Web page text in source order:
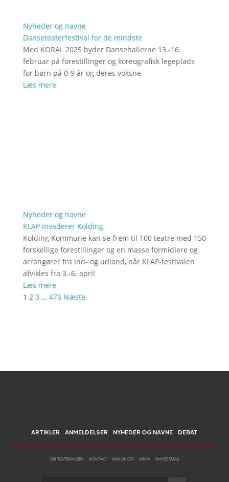
Nyheder og navne
Danseteaterfestival for de mindste
Med KORAL 2025 byder Dansehallerne 13.-16.
februar på forestillinger og koreografisk legeplads
for børn på 0-9 år og deres voksne
Læs mere
Nyheder og navne
KLAP invaderer Kolding
Kolding Kommune kan se frem til 100 teatre med 150
forskellige forestillinger og en masse formidlere og
arrangører fra ind- og udland, når KLAP-festivalen
afvikles fra 3.-6. april
Læs mere
1 2 3 … 476 Næste
ARTIKLER ANMELDELSER NYHEDER OG NAVNE DEBAT
OM TEATERAVISEN KONTAKT ANNONCER ARKIV NYHEDSMAIL